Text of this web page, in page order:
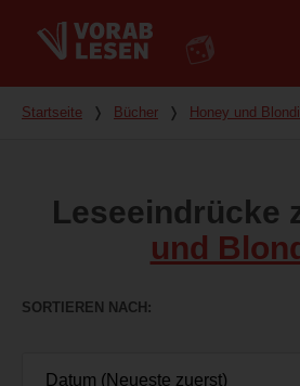
Du bist hier
Startseite ❭ Bücher ❭ Honey und
Leseeindrücke
und
SORTIEREN NACH